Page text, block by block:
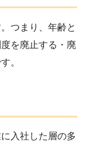
つまり、年齢と
を廃止する・廃
。
入社した層の多